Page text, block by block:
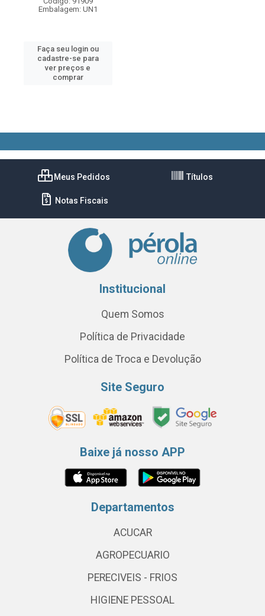
Embalagem: UN1
Faça seu login ou
cadastre-se para
ver preços e
comprar
Meus Pedidos Títulos
Notas Fiscais
Institucional
Quem Somos
Política de Privacidade
Política de Troca e Devolução
Site Seguro
Baixe já nosso APP
Departamentos
ACUCAR
AGROPECUARIO
PERECIVEIS - FRIOS
HIGIENE PESSOAL